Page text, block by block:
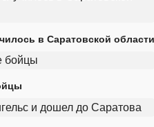
в Саратовской области